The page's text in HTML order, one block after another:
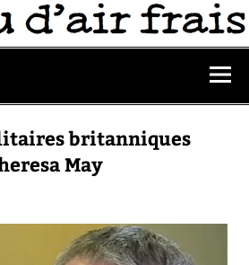
britanniques
May